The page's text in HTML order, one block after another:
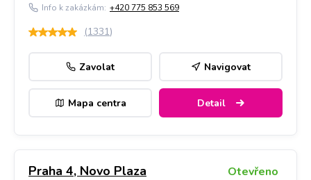
Info k zakázkám: +420 775 853 569
(1331)
Zavolat Navigovat
Mapa centra Detail
Praha 4, Novo Plaza Otevřeno